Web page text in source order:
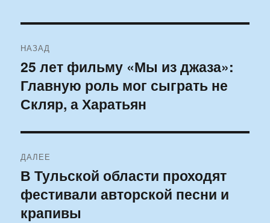
по
записям
НАЗАД
Предыдущая
запись:
25 лет фильму «Мы из джаза»:
Главную роль мог сыграть не
Скляр, а Харатьян
ДАЛЕЕ
Следующая
запись:
В Тульской области проходят
фестивали авторской песни и
крапивы